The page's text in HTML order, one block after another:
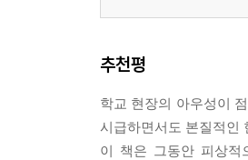
- 교실 문화 조성하기
- 핵심 교과 융합하기:
- 프로젝트 기반 학습
- 학년별·발달단계별 적
추천평
학교 현장의 아우성이
시급하면서도 본질적인
이 책은 그동안 피상적